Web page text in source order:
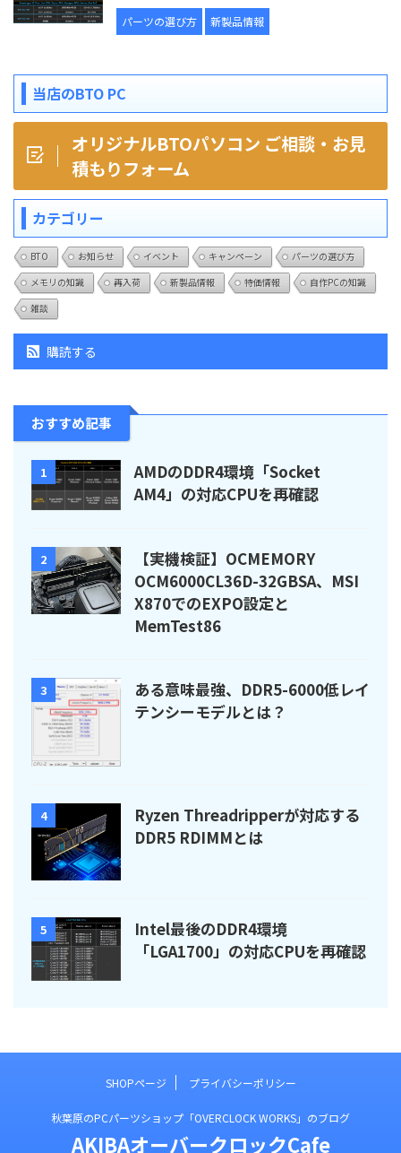
パーツの選び方 新製品情報
当店のBTO PC
オリジナルBTOパソコン ご相談・お見
積もりフォーム
カテゴリー
BTO お知らせ イベント キャンペーン
パーツの選び方
メモリの知識
再入荷 新製品情報 特価情報
自作PCの知識
雑談
購読する
おすすめ記事
1
AMDのDDR4環境「Socket
AM4」の対応CPUを再確認
2
【実機検証】OCMEMORY
OCM6000CL36D-32GBSA、MSI
X870でのEXPO設定と
MemTest86
3
ある意味最強、DDR5-6000低レイ
テンシーモデルとは？
4
Ryzen Threadripperが対応する
DDR5 RDIMMとは
5
Intel最後のDDR4環境
「LGA1700」の対応CPUを再確認
SHOPページ プライバシーポリシー
秋葉原のPCパーツショップ「OVERCLOCK WORKS」のブログ
AKIBAオーバークロックCafe